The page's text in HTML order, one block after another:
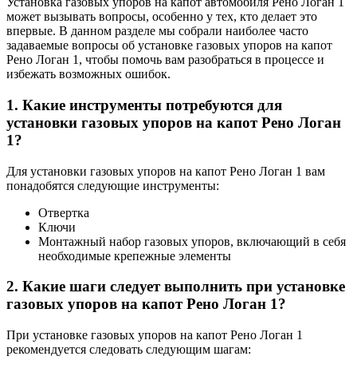
может вызывать вопросы, особенно у тех, кто делает это
впервые. В данном разделе мы собрали наиболее часто
задаваемые вопросы об установке газовых упоров на капот
Рено Логан 1, чтобы помочь вам разобраться в процессе и
избежать возможных ошибок.
1. Какие инструменты потребуются для
установки газовых упоров на капот Рено Логан
1?
Для установки газовых упоров на капот Рено Логан 1 вам
понадобятся следующие инструменты:
Отвертка
Ключи
Монтажный набор газовых упоров, включающий в себя
необходимые крепежные элементы
2. Какие шаги следует выполнить при установке
газовых упоров на капот Рено Логан 1?
При установке газовых упоров на капот Рено Логан 1
рекомендуется следовать следующим шагам: